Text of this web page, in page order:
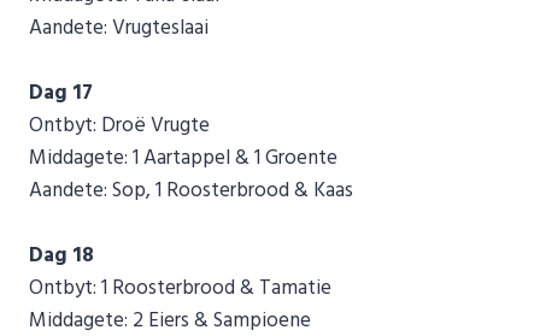
Aandete: Vrugteslaai
Dag 17
Ontbyt: Droë Vrugte
Middagete: 1 Aartappel & 1 Groente
Aandete: Sop, 1 Roosterbrood & Kaas
Dag 18
Ontbyt: 1 Roosterbrood & Tamatie
Middagete: 2 Eiers & Sampioene